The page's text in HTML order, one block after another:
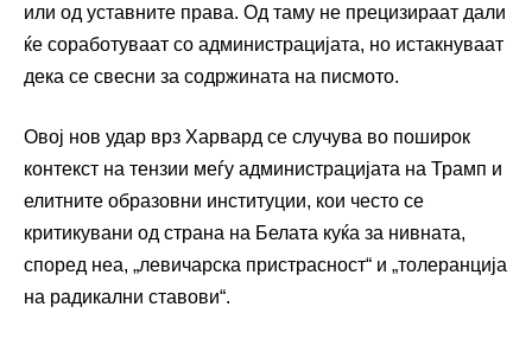
или од уставните права. Од таму не прецизираат дали
ќе соработуваат со администрацијата, но истакнуваат
дека се свесни за содржината на писмото.
Овој нов удар врз Харвард се случува во поширок
контекст на тензии меѓу администрацијата на Трамп и
елитните образовни институции, кои често се
критикувани од страна на Белата куќа за нивната,
според неа, „левичарска пристрасност“ и „толеранција
на радикални ставови“.